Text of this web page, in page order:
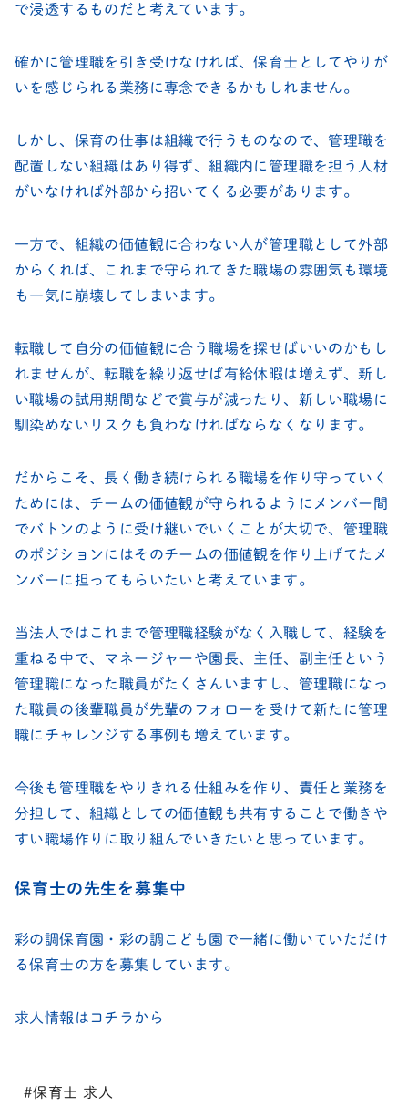
で浸透するものだと考えています。
確かに管理職を引き受けなければ、保育士としてやりが
いを感じられる業務に専念できるかもしれません。
しかし、保育の仕事は組織で行うものなので、管理職を
配置しない組織はあり得ず、組織内に管理職を担う人材
がいなければ外部から招いてくる必要があります。
一方で、組織の価値観に合わない人が管理職として外部
からくれば、これまで守られてきた職場の雰囲気も環境
も一気に崩壊してしまいます。
転職して自分の価値観に合う職場を探せばいいのかもし
れませんが、転職を繰り返せば有給休暇は増えず、新し
い職場の試用期間などで賞与が減ったり、新しい職場に
馴染めないリスクも負わなければならなくなります。
だからこそ、長く働き続けられる職場を作り守っていく
ためには、チームの価値観が守られるようにメンバー間
でバトンのように受け継いでいくことが大切で、管理職
のポジションにはそのチームの価値観を作り上げてたメ
ンバーに担ってもらいたいと考えています。
当法人ではこれまで管理職経験がなく入職して、経験を
重ねる中で、マネージャーや園長、主任、副主任という
管理職になった職員がたくさんいますし、管理職になっ
た職員の後輩職員が先輩のフォローを受けて新たに管理
職にチャレンジする事例も増えています。
今後も管理職をやりきれる仕組みを作り、責任と業務を
分担して、組織としての価値観も共有することで働きや
すい職場作りに取り組んでいきたいと思っています。
保育士の先生を募集中
彩の調保育園・彩の調こども園で一緒に働いていただけ
る保育士の方を募集しています。
求人情報はコチラから
#保育士 求人